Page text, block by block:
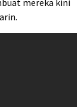
mereka kini